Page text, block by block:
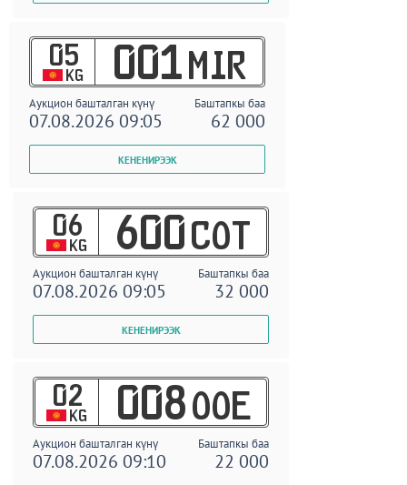
05
KG 001 MIR
Аукцион башталган күнү Баштапкы баа
07.08.2026 09:05 62 000
06
KG 600 COT
Аукцион башталган күнү Баштапкы баа
07.08.2026 09:05 32 000
02
KG 008 OOE
Аукцион башталган күнү Баштапкы баа
07.08.2026 09:10 22 000